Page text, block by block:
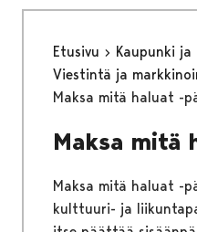
Etusivu
Kaupunki
Viestintä ja
Maksa mitä haluat -
Maksa mitä
Maksa mitä haluat -
kulttuuri- ja